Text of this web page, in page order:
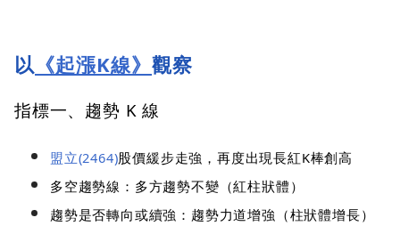
以 《起漲K線》 觀察
指標一、趨勢 K 線
盟立(2464)股價緩步走強，再度出現長紅K棒創高
多空趨勢線：多方趨勢不變（紅柱狀體）
趨勢是否轉向或續強：趨勢力道增強（柱狀體增長）